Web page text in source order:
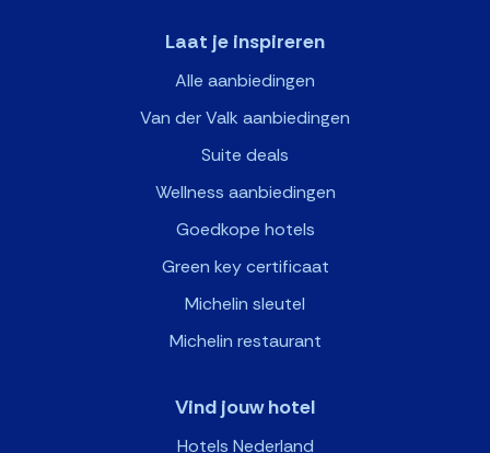
Laat je inspireren
Alle aanbiedingen
Van der Valk aanbiedingen
Suite deals
Wellness aanbiedingen
Goedkope hotels
Green key certificaat
Michelin sleutel
Michelin restaurant
Vind jouw hotel
Hotels Nederland